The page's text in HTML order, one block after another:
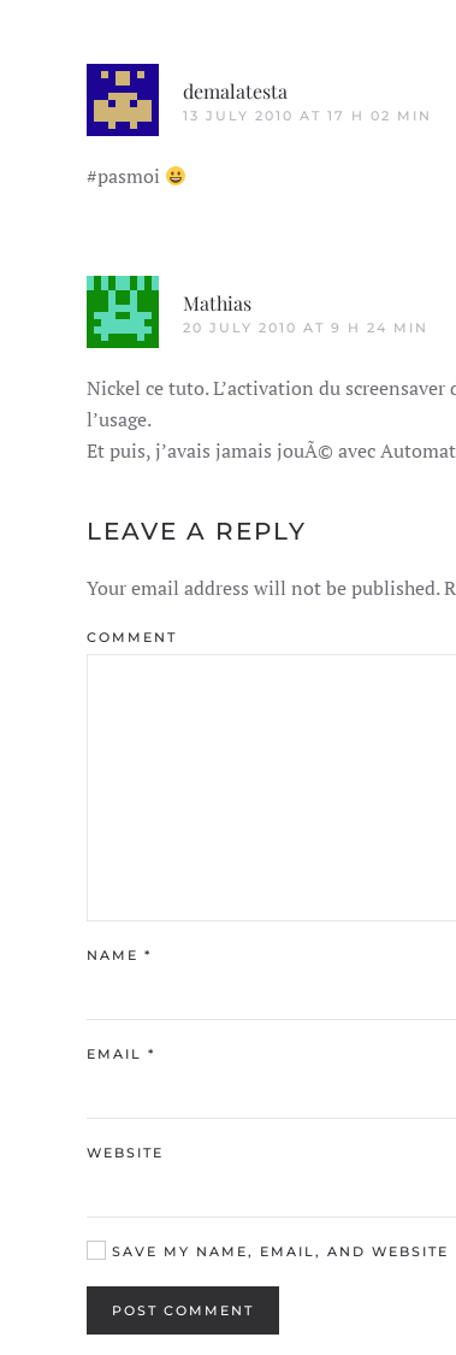
demalatesta
13 JULY 2010 AT 17 H 02 MIN
#pasmoi
Mathias
20 JULY 2010 AT 9 H 24 MIN
Nickel ce tuto. L’activation du
l’usage.
Et puis, j’avais jamais jouÃ© avec
LEAVE A REPLY
Your email address will not be published.
COMMENT
NAME *
EMAIL *
WEBSITE
SAVE MY NAME, EMAIL, AND WEBSITE
POST COMMENT